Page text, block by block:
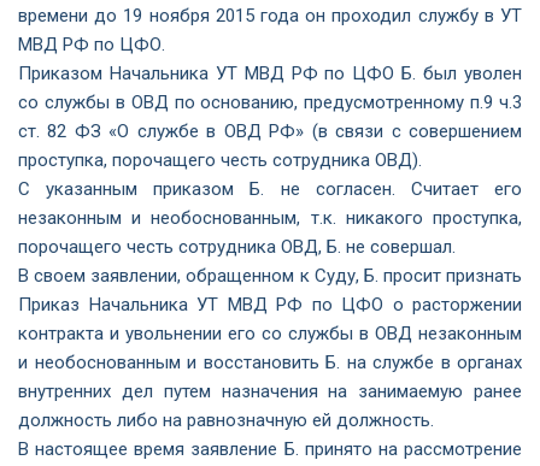
времени до 19 ноября 2015 года он проходил службу в УТ
МВД РФ по ЦФО.
Приказом Начальника УТ МВД РФ по ЦФО Б. был уволен
со службы в ОВД по основанию, предусмотренному п.9 ч.3
ст. 82 ФЗ «О службе в ОВД РФ» (в связи с совершением
проступка, порочащего честь сотрудника ОВД).
С указанным приказом Б. не согласен. Считает его
незаконным и необоснованным, т.к. никакого проступка,
порочащего честь сотрудника ОВД, Б. не совершал.
В своем заявлении, обращенном к Суду, Б. просит признать
Приказ Начальника УТ МВД РФ по ЦФО о расторжении
контракта и увольнении его со службы в ОВД незаконным
и необоснованным и восстановить Б. на службе в органах
внутренних дел путем назначения на занимаемую ранее
должность либо на равнозначную ей должность.
В настоящее время заявление Б. принято на рассмотрение